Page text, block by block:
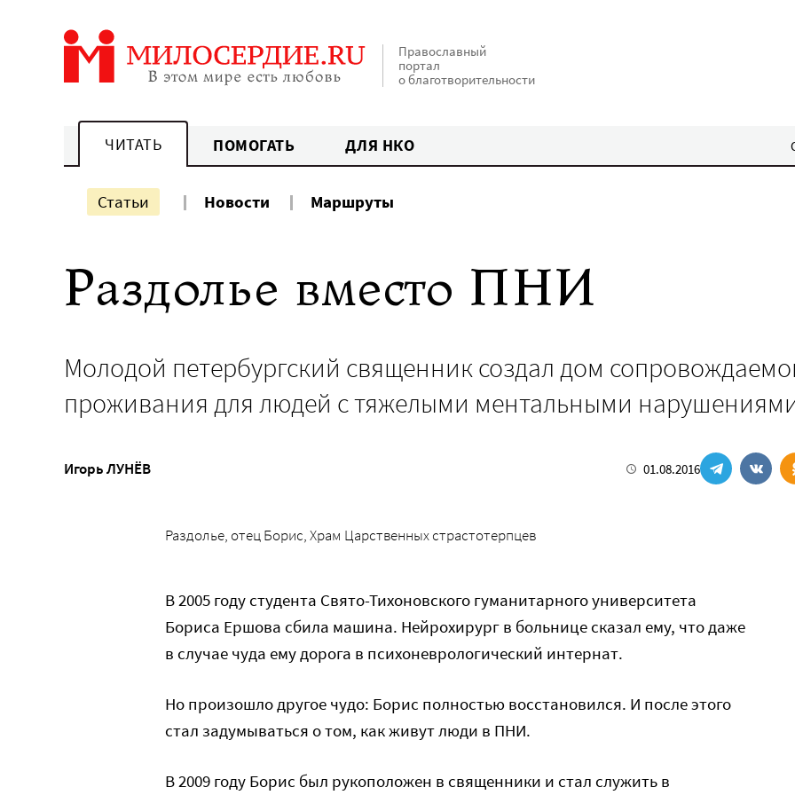
Православный
портал
о благотворительности
ЧИТАТЬ ПОМОГАТЬ ДЛЯ НКО
Статьи Новости Маршруты
Раздолье вместо ПНИ
Молодой петербургский священник создал дом
проживания для людей с тяжелыми ментальными
Игорь ЛУНЁВ 01.08.2016
Раздолье, отец Борис, Храм Царственных страстотерпцев
В 2005 году студента Свято-Тихоновского гуманитарного университета
Бориса Ершова сбила машина. Нейрохирург в больнице сказал ему, что даже
в случае чуда ему дорога в психоневрологический интернат.
Но произошло другое чудо: Борис полностью восстановился. И после этого
стал задумываться о том, как живут люди в ПНИ.
В 2009 году Борис был рукоположен в священники и стал служить в